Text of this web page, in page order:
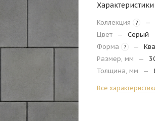
Характеристики
Коллекция ? —
Цвет
—
Серый
Форма
? —
Размер, мм
—
Толщина, мм
—
Все